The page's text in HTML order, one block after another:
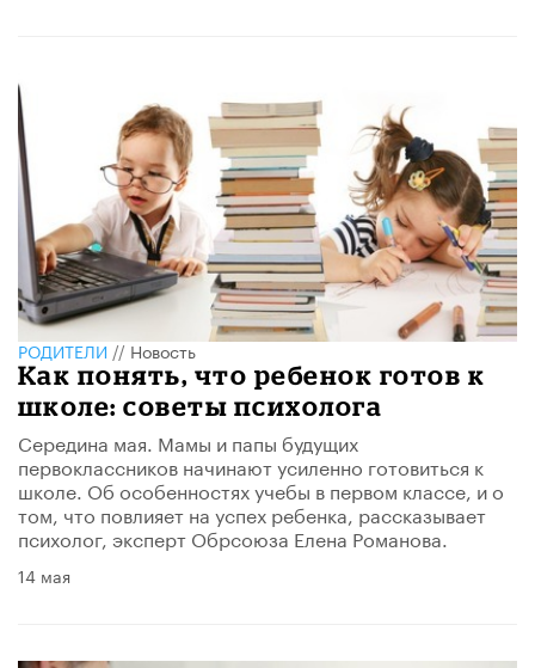
РОДИТЕЛИ//Новость
Как понять, что ребенок готов к
школе: советы психолога
Середина мая. Мамы и папы будущих
первоклассников начинают усиленно готовиться к
школе. Об особенностях учебы в первом классе, и о
том, что повлияет на успех ребенка, рассказывает
психолог, эксперт Обрсоюза Елена Романова.
14 мая